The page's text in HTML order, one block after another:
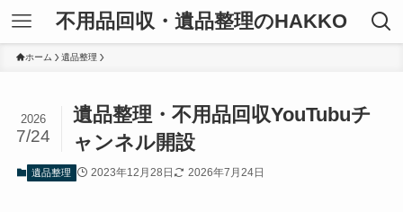
不用品回収・遺品整理のHAKKO
ホーム 遺品整理
遺品整理・不用品回収YouTubuチ
ャンネル開設
2026
7/24
遺品整理 2023年12月28日 2026年7月24日